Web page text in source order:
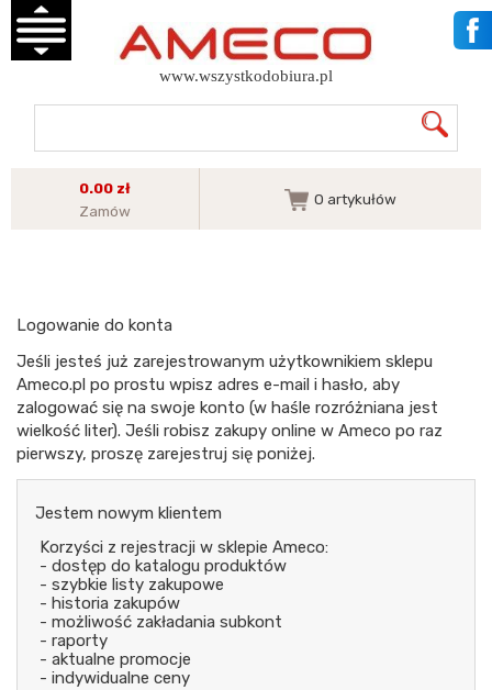
www.wszystkodobiura.pl
0.00 zł
Zamów
0 artykułów
Logowanie do konta
Jeśli jesteś już zarejestrowanym użytkownikiem sklepu
Ameco.pl po prostu wpisz adres e-mail i hasło, aby
zalogować się na swoje konto (w haśle rozróżniana jest
wielkość liter). Jeśli robisz zakupy online w Ameco po raz
pierwszy, proszę zarejestruj się poniżej.
Jestem nowym klientem
Korzyści z rejestracji w sklepie Ameco:
- dostęp do katalogu produktów
- szybkie listy zakupowe
- historia zakupów
- możliwość zakładania subkont
- raporty
- aktualne promocje
- indywidualne ceny